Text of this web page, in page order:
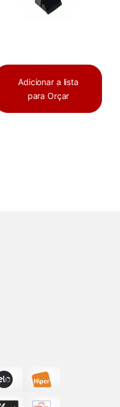
Adicionar a lista
para Orçar